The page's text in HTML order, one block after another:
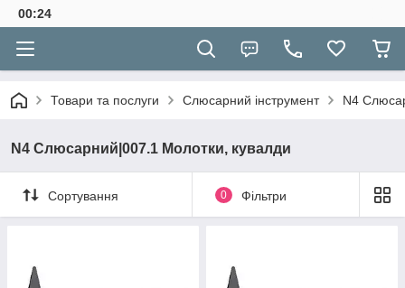
00:24
Товари та послуги Слюсарний інструмент N4
N4 Слюсарний|007.1 Молотки, кувалди
Сортування 0 Фільтри